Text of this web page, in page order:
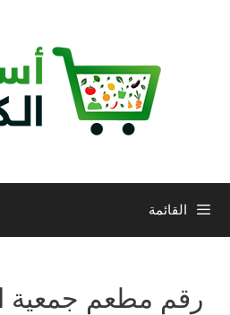
القائمة
رقم مطعم جمعية